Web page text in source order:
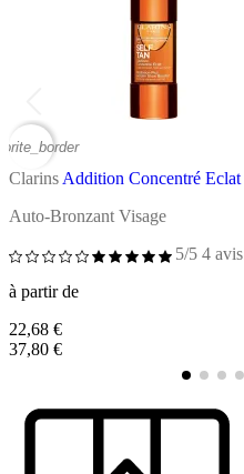
Clarins Addition Concentré Eclat
Auto-Bronzant Visage
5/5 4 avis
à partir de
22,68 €
37,80 €